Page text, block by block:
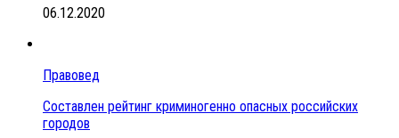
06.12.2020
Правовед
Составлен рейтинг криминогенно опасных российских
городов